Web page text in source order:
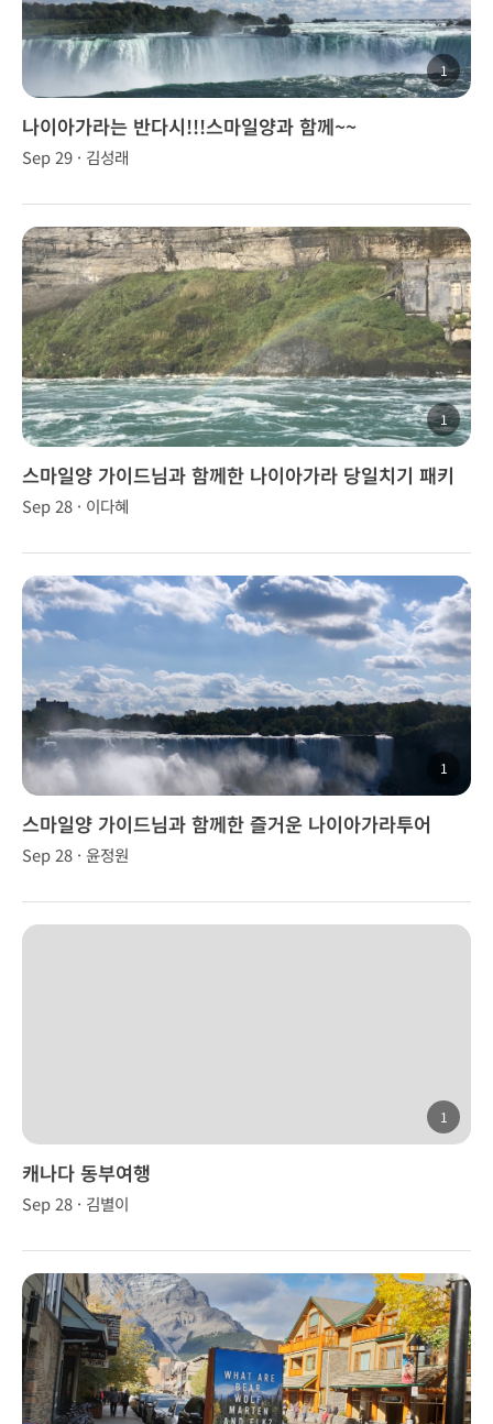
1
나이아가라는 반다시!!!스마일양과 함께~~
Sep 29 · 김성래
1
스마일양 가이드님과 함께한 나이아가라 당일치기 패키
지
Sep 28 · 이다혜
1
스마일양 가이드님과 함께한 즐거운 나이아가라투어
Sep 28 · 윤정원
1
캐나다 동부여행
Sep 28 · 김별이